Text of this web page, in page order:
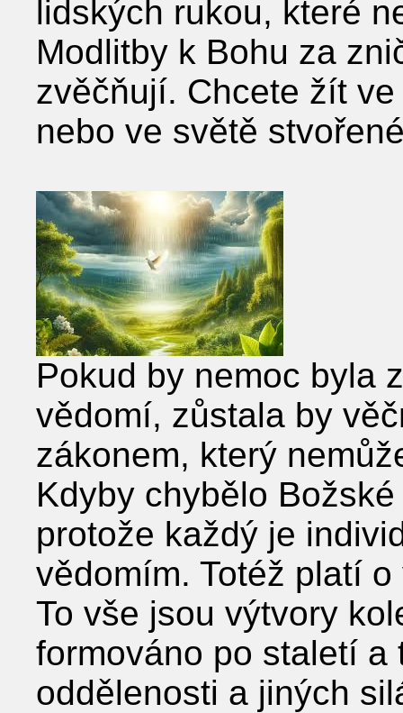
lidských rukou, které
Modlitby k Bohu za
zvěčňují. Chcete žít
nebo ve světě
Pokud by nemoc byla
vědomí, zůstala by
zákonem, který
Kdyby chybělo
protože každý je
vědomím. Totéž platí
To vše jsou výtvory
formováno po staletí
oddělenosti a jiných